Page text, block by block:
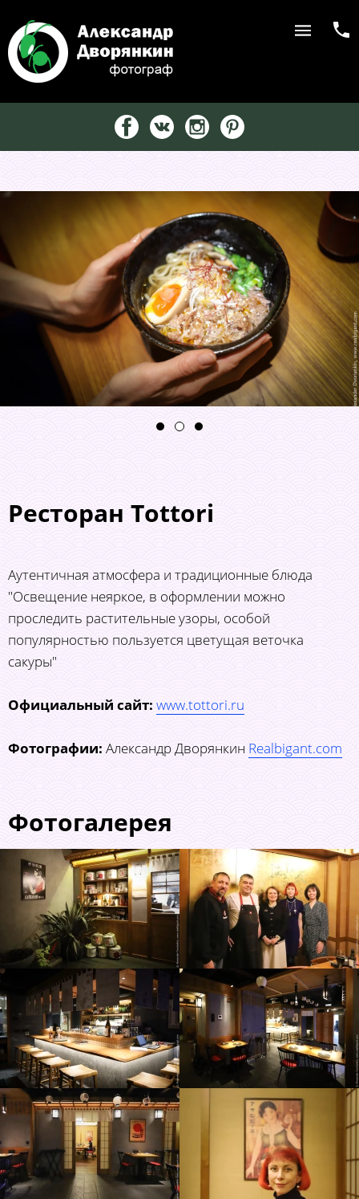
Ресторан Tottori
Аутентичная атмосфера и традиционные блюда
"Освещение неяркое, в оформлении можно
проследить растительные узоры, особой
популярностью пользуется цветущая веточка
сакуры"
Официальный сайт: www.tottori.ru
Фотографии: Александр Дворянкин Realbigant.com
Фотогалерея